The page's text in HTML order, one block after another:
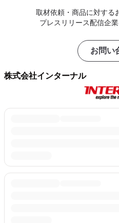
取材依頼・商品に対する
プレスリリース配信企
お問い
株式会社インターナル